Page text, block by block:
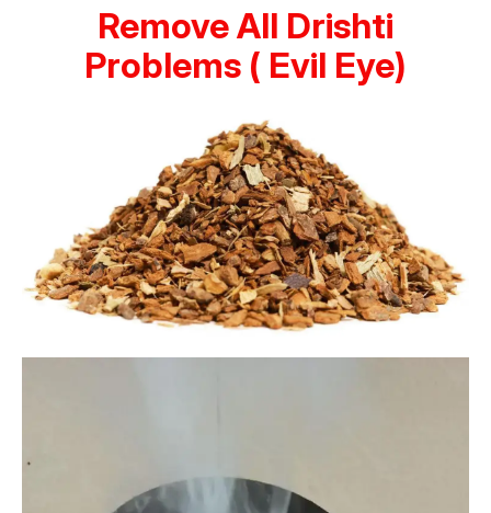
Remove All Drishti
Problems ( Evil Eye)